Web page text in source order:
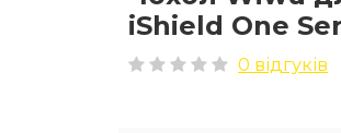
iShield One
0 відгуків